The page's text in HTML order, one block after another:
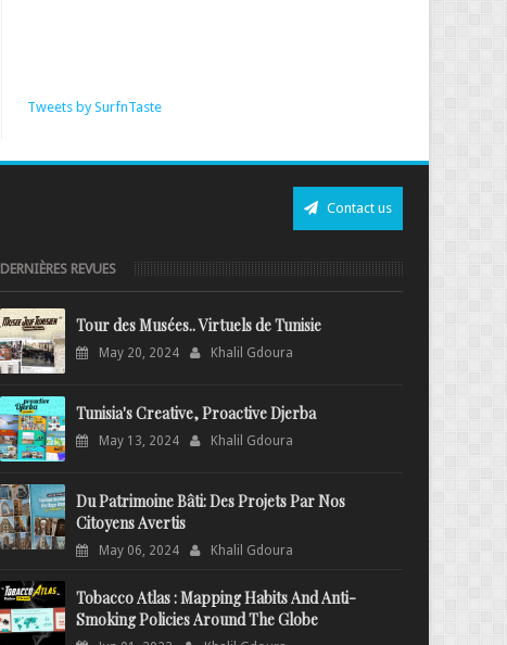
Tweets by SurfnTaste
Contact us
DERNIÈRES REVUES
Tour des Musées.. Virtuels de Tunisie
May 20, 2024 Khalil Gdoura
Tunisia's Creative, Proactive Djerba
May 13, 2024 Khalil Gdoura
Du Patrimoine Bâti: Des Projets Par Nos
Citoyens Avertis
May 06, 2024 Khalil Gdoura
Tobacco Atlas : Mapping Habits And Anti-
Smoking Policies Around The Globe